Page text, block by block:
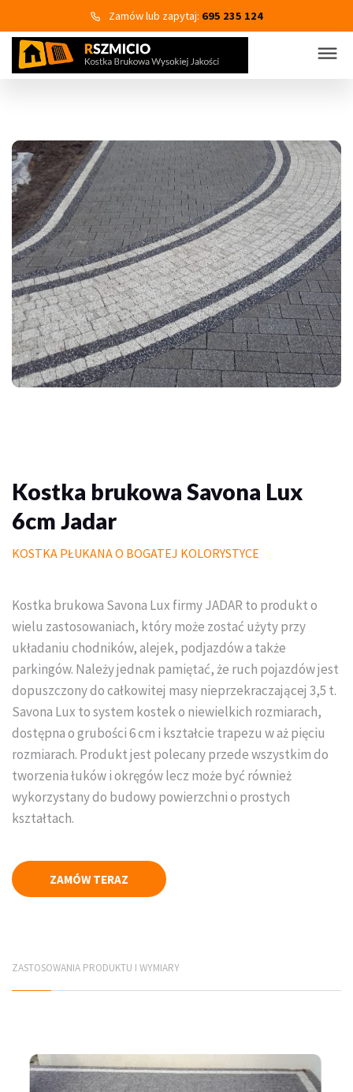
Zamów lub zapytaj: 695 235 124
PRODUKTY
Wszystkie kategorie produktów
Kostka brukowa
Eko Bruk
Płyty tarasowo-chodnikowe
Obrzeża dekoracyjne
Palisady
Mała architektura ogrodowa
Meble do domu i ogrodu
Piasek polimerowy
Wymarzony trawnik
Outlet
Trawa w rolce PREMIUM
Płyty elewacyjne
Mury betonowe
Korytka betonowe
Elementy prefabrykowane
Galabeton Śląsk
Combet Śląsk
Kostka brukowa Savona Lux
6cm Jadar
KOSTKA PŁUKANA O BOGATEJ KOLORYSTYCE
Kostka brukowa Savona Lux firmy JADAR to produkt o
wielu zastosowaniach, który może zostać użyty przy
układaniu chodników, alejek, podjazdów a także
parkingów. Należy jednak pamiętać, że ruch pojazdów jest
dopuszczony do całkowitej masy nieprzekraczającej 3,5 t.
Savona Lux to system kostek o niewielkich rozmiarach,
dostępna o grubości 6 cm i kształcie trapezu w aż pięciu
rozmiarach. Produkt jest polecany przede wszystkim do
tworzenia łuków i okręgów lecz może być również
wykorzystany do budowy powierzchni o prostych
kształtach.
ZAMÓW TERAZ
ZASTOSOWANIA PRODUKTU I WYMIARY